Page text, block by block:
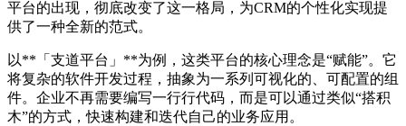
平台的出现，彻底改变了这一格局，为CRM的个性化实现提
供了一种全新的范式。
以**「支道平台」**为例，这类平台的核心理念是“赋能”。它
将复杂的软件开发过程，抽象为一系列可视化的、可配置的组
件。企业不再需要编写一行行代码，而是可以通过类似“搭积
木”的方式，快速构建和迭代自己的业务应用。